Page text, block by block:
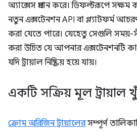
অ্যাক্সেস প্রদান করে। ডিফল্টরূপে
নতুন এক্সটেনশন API বা প্ল্যাটফর্ম
করা যেতে পারে। যেহেতু সেগুলি সময়-
করা উচিত যে আপনার এক্সটেনশনটি
যদি ট্রায়াল নিষ্ক্রিয় হয়ে যায়।
একটি সক্রিয় মূল ট্রায়াল
ক্রোম অরিজিন ট্রায়ালেরসম্পূর্ণ